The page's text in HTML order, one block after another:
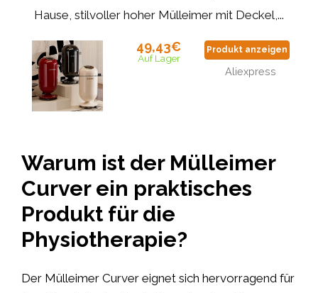
Hause, stilvoller hoher Mülleimer mit Deckel,...
49,43€
Auf Lager
Produkt anzeigen
Aliexpress
Warum ist der Mülleimer
Curver ein praktisches
Produkt für die
Physiotherapie?
Der Mülleimer Curver eignet sich hervorragend für